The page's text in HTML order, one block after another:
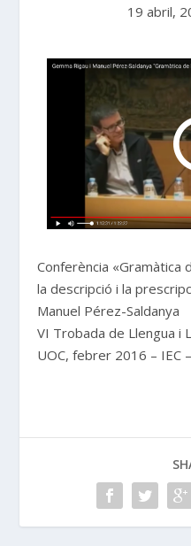
19 abril,
Conferència «Gramàtica
la descripció i la
Manuel Pérez-Saldanya
VI Trobada de Llengua i
UOC, febrer 2016 – IEC